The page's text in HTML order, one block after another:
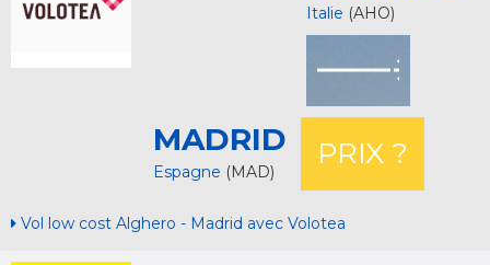
Italie (AHO)
MADRID
Espagne (MAD)
PRIX ?
Vol low cost Alghero - Madrid avec Volotea